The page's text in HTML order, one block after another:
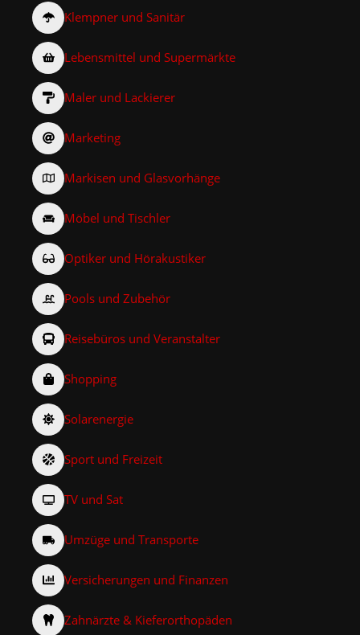
Klempner und Sanitär
Lebensmittel und Supermärkte
Maler und Lackierer
Marketing
Markisen und Glasvorhänge
Möbel und Tischler
Optiker und Hörakustiker
Pools und Zubehör
Reisebüros und Veranstalter
Shopping
Solarenergie
Sport und Freizeit
TV und Sat
Umzüge und Transporte
Versicherungen und Finanzen
Zahnärzte & Kieferorthopäden